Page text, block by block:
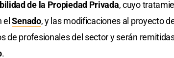
de la Propiedad Privada, cuyo
elSenado, y las modificaciones al proyecto
de profesionales del sector y serán
.